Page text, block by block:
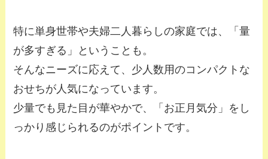
特に単身世帯や夫婦二人暮らしの家庭では、「量
が多すぎる」ということも。
そんなニーズに応えて、少人数用のコンパクトな
おせちが人気になっています。
少量でも見た目が華やかで、「お正月気分」をし
っかり感じられるのがポイントです。